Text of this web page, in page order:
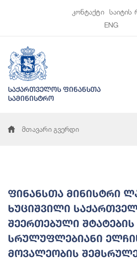
კონტაქტი
საიტის
ENG
საქართველოს ფინანსთა
სამინისტრო
მთავარი გვერდი
ფინანსთა მინისტრი
ხუციშვილი
შეერთებული შტატების
სრულუფლებიანი
მოვალეობის